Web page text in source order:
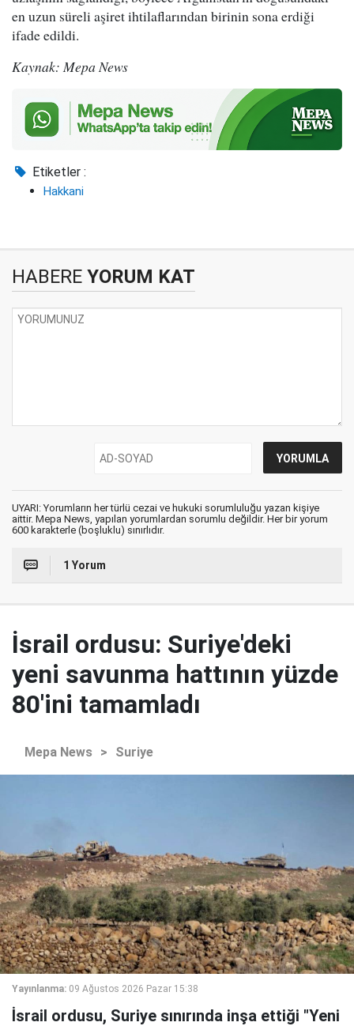
en uzun süreli aşiret ihtilaflarından birinin sona erdiği
ifade edildi.
Kaynak: Mepa News
Etiketler :
Hakkani
HABERE YORUM KAT
UYARI: Yorumların her türlü cezai ve hukuki sorumluluğu yazan kişiye
aittir. Mepa News, yapılan yorumlardan sorumlu değildir. Her bir yorum
600 karakterle (boşluklu) sınırlıdır.
1 Yorum
İsrail ordusu: Suriye'deki
yeni savunma hattının yüzde
80'ini tamamladı
Mepa News > Suriye
Yayınlanma: 09 Ağustos 2026 Pazar 15:38
İsrail ordusu, Suriye sınırında inşa ettiği "Yeni